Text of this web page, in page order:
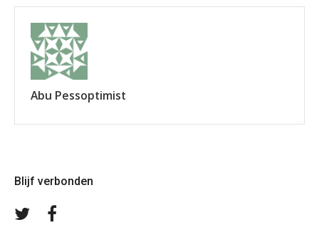
Abu Pessoptimist
Blijf verbonden
Volg